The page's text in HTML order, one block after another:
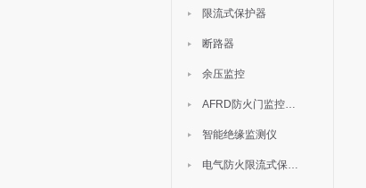
限流式保护器
断路器
余压监控
AFRD防火门监控模块
智能绝缘监测仪
电气防火限流式保护器